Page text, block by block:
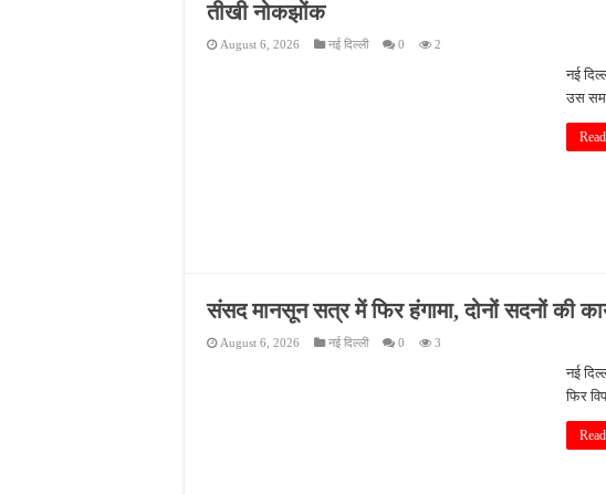
जहानाबाद में पुलिस की घेराबंदी, अवैध तमंचे और
फतेहपुर आईटीआई में युवाओं को मिलेगा रोजगार
दिव्यांगजन सशक्तीकरण में उत्कृष्ट योगदान पर
तीखी नोकझोंक
August 6, 2026 नई दिल्ली 0 2
नई
उस
संसद मानसून सत्र में फिर हंगामा, दोनों सदनों की
August 6, 2026 नई दिल्ली 0 3
नई
फिर